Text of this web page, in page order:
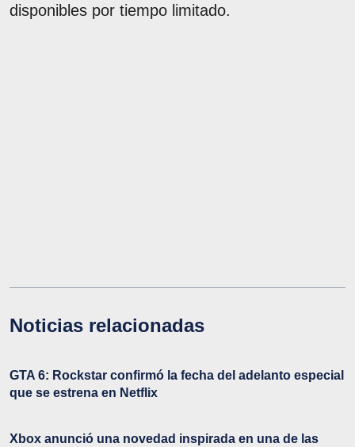
disponibles por tiempo limitado.
Noticias relacionadas
GTA 6: Rockstar confirmó la fecha del adelanto especial
que se estrena en Netflix
Xbox anunció una novedad inspirada en una de las